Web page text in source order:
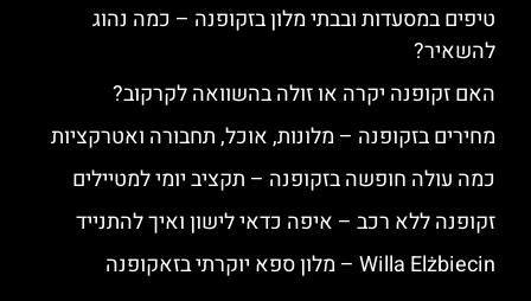
טיפים במסעדות ובבתי מלון בזקופנה – כמה נהוג
להשאיר?
האם זקופנה יקרה או זולה בהשוואה לקרקוב?
מחירים בזקופנה – מלונות, אוכל, תחבורה ואטרקציות
כמה עולה חופשה בזקופנה – תקציב יומי למטיילים
זקופנה ללא רכב – איפה כדאי לישון ואיך להתנייד
Willa Elżbiecin – מלון ספא יוקרתי בזאקופנה